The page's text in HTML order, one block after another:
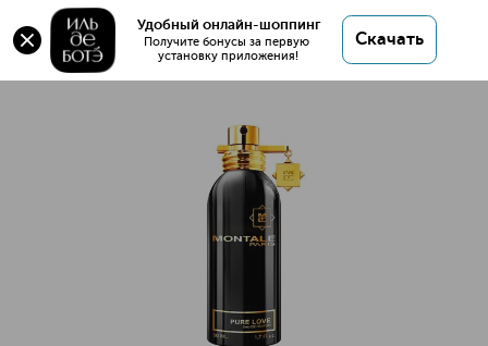
Удобный онлайн-шоппинг
Получите бонусы за первую
установку приложения!
Скачать
Оригинал 💯 PURE LOVE Парфюмерная вода
купить в интернет магазине ИЛЬ ДЕ БОТЭ с
доставкой.
PURE LOVE Парфюмерная вода